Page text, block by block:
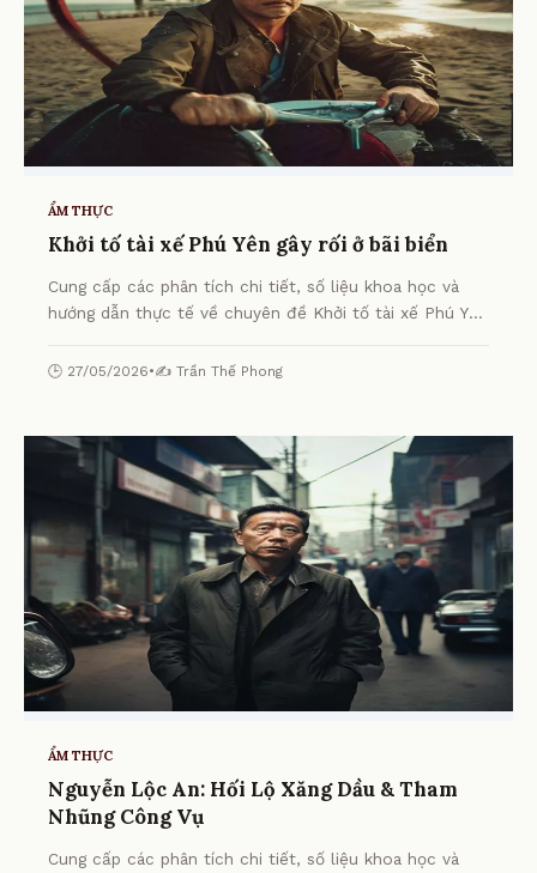
ẨM THỰC
Khởi tố tài xế Phú Yên gây rối ở bãi biển
Cung cấp các phân tích chi tiết, số liệu khoa học và
hướng dẫn thực tế về chuyên đề Khởi tố tài xế Phú Yên
🕒 27/05/2026•✍️ Trần Thế Phong
ẨM THỰC
Nguyễn Lộc An: Hối Lộ Xăng Dầu & Tham
Nhũng Công Vụ
Cung cấp các phân tích chi tiết, số liệu khoa học và